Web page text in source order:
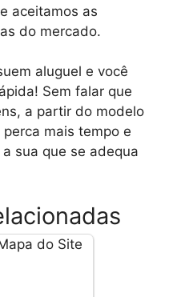
aceitamos as
do mercado.
aluguel e você
Sem falar que
a partir do modelo
mais tempo e
sua que se adequa